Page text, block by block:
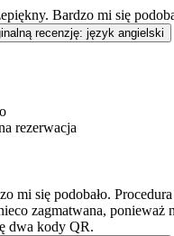
Bardzo mi się
recenzję: język angielski
rezerwacja
mi się podobało.
zagmatwana, ponieważ
dwa kody QR.